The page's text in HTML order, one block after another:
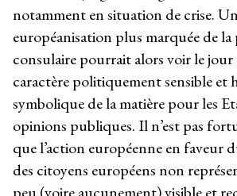
notamment en situation de crise.
européanisation plus marquée de
consulaire pourrait alors voir le
caractère politiquement sensible et
symbolique de la matière pour les
opinions publiques. Il n’est pas
que l’action européenne en faveur
des citoyens européens non
peu (voire aucunement) visible et